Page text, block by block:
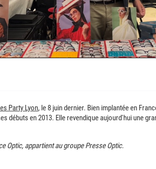
Party Lyon, le 8 juin dernier. Bien implantée en
débuts en 2013. Elle revendique aujourd'hui une
Optic, appartient au groupe Presse Optic.